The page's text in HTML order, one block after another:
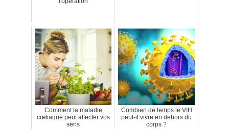
Comment la maladie
cœliaque peut affecter vos
sens
Combien de temps le VIH
peut-il vivre en dehors du
corps ?